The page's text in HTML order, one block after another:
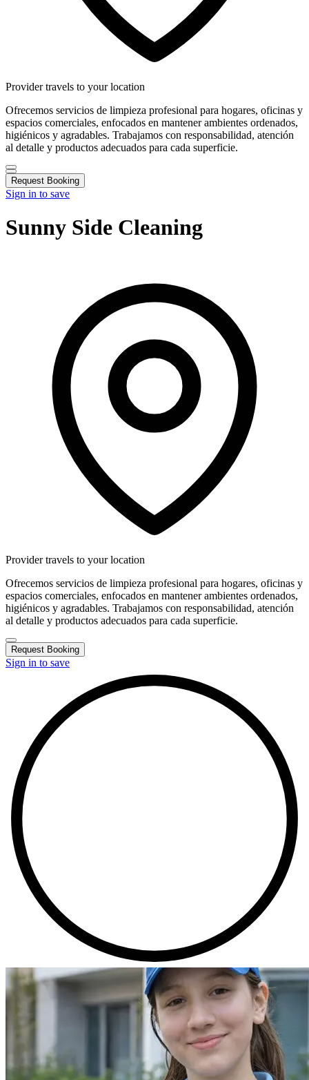
Provider travels to your location
Ofrecemos servicios de limpieza profesional para hogares, oficinas y
espacios comerciales, enfocados en mantener ambientes ordenados,
higiénicos y agradables. Trabajamos con responsabilidad, atención
al detalle y productos adecuados para cada superficie.
Request Booking
Sign in to save
Sunny Side Cleaning
Provider travels to your location
Ofrecemos servicios de limpieza profesional para hogares, oficinas y
espacios comerciales, enfocados en mantener ambientes ordenados,
higiénicos y agradables. Trabajamos con responsabilidad, atención
al detalle y productos adecuados para cada superficie.
Request Booking
Sign in to save